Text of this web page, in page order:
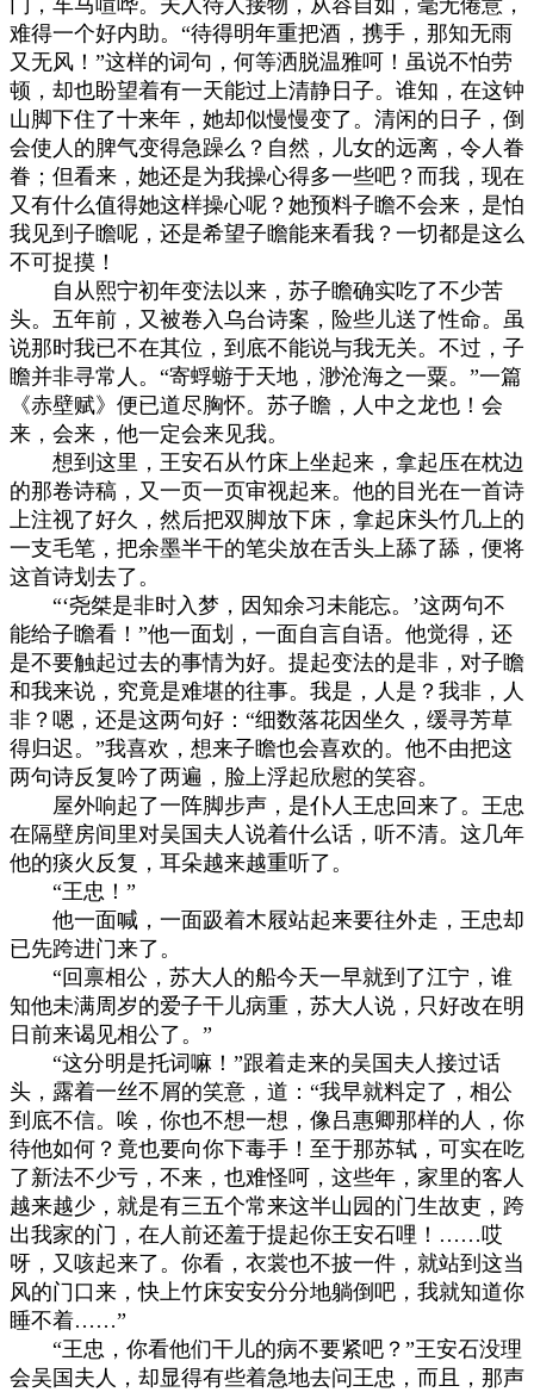
门，车马喧哗。夫人待人接物，从容自如，毫无倦意，
难得一个好内助。“待得明年重把酒，携手，那知无雨
又无风！”这样的词句，何等洒脱温雅呵！虽说不怕劳
顿，却也盼望着有一天能过上清静日子。谁知，在这钟
山脚下住了十来年，她却似慢慢变了。清闲的日子，倒
会使人的脾气变得急躁么？自然，儿女的远离，令人眷
眷；但看来，她还是为我操心得多一些吧？而我，现在
又有什么值得她这样操心呢？她预料子瞻不会来，是怕
我见到子瞻呢，还是希望子瞻能来看我？一切都是这么
不可捉摸！
自从熙宁初年变法以来，苏子瞻确实吃了不少苦
头。五年前，又被卷入乌台诗案，险些儿送了性命。虽
说那时我已不在其位，到底不能说与我无关。不过，子
瞻并非寻常人。“寄蜉蝣于天地，渺沧海之一粟。”一篇
《赤壁赋》便已道尽胸怀。苏子瞻，人中之龙也！会
来，会来，他一定会来见我。
想到这里，王安石从竹床上坐起来，拿起压在枕边
的那卷诗稿，又一页一页审视起来。他的目光在一首诗
上注视了好久，然后把双脚放下床，拿起床头竹几上的
一支毛笔，把余墨半干的笔尖放在舌头上舔了舔，便将
这首诗划去了。
“‘尧桀是非时入梦，因知余习未能忘。’这两句不
能给子瞻看！”他一面划，一面自言自语。他觉得，还
是不要触起过去的事情为好。提起变法的是非，对子瞻
和我来说，究竟是难堪的往事。我是，人是？我非，人
非？嗯，还是这两句好：“细数落花因坐久，缓寻芳草
得归迟。”我喜欢，想来子瞻也会喜欢的。他不由把这
两句诗反复吟了两遍，脸上浮起欣慰的笑容。
屋外响起了一阵脚步声，是仆人王忠回来了。王忠
在隔壁房间里对吴国夫人说着什么话，听不清。这几年
他的痰火反复，耳朵越来越重听了。
“王忠！”
他一面喊，一面趿着木屐站起来要往外走，王忠却
已先跨进门来了。
“回禀相公，苏大人的船今天一早就到了江宁，谁
知他未满周岁的爱子干儿病重，苏大人说，只好改在明
日前来谒见相公了。”
“这分明是托词嘛！”跟着走来的吴国夫人接过话
头，露着一丝不屑的笑意，道：“我早就料定了，相公
到底不信。唉，你也不想一想，像吕惠卿那样的人，你
待他如何？竟也要向你下毒手！至于那苏轼，可实在吃
了新法不少亏，不来，也难怪呵，这些年，家里的客人
越来越少，就是有三五个常来这半山园的门生故吏，跨
出我家的门，在人前还羞于提起你王安石哩！……哎
呀，又咳起来了。你看，衣裳也不披一件，就站到这当
风的门口来，快上竹床安安分分地躺倒吧，我就知道你
睡不着……”
“王忠，你看他们干儿的病不要紧吧？”王安石没理
会吴国夫人，却显得有些着急地去问王忠，而且，那声